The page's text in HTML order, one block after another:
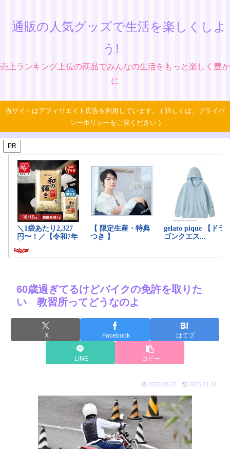
通販の人気グッズで生活を楽しくしよ
う!
売上ランキング上位の商品でみんなの生活をもっと楽しく豊か
に
当サイトはアフィリエイト広告を利用しています。 ( 詳しくは、プライバ
シーポリシーをご覧ください )
PR
60歳過ぎてるけどバイクの免許を取りた
い 教習所ってどうなのよ
X Facebook はてブ
LINE コピー
2023.08.22 2025.11.24